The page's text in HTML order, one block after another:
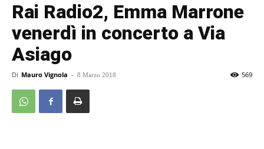
Rai Radio2, Emma Marrone
venerdì in concerto a Via
Asiago
Di Mauro Vignola - 8 Marzo 2018 569